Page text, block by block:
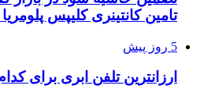
تامین کانتینری کلیپس
5 روز پیش
ارزانترین تلفن ابری برای